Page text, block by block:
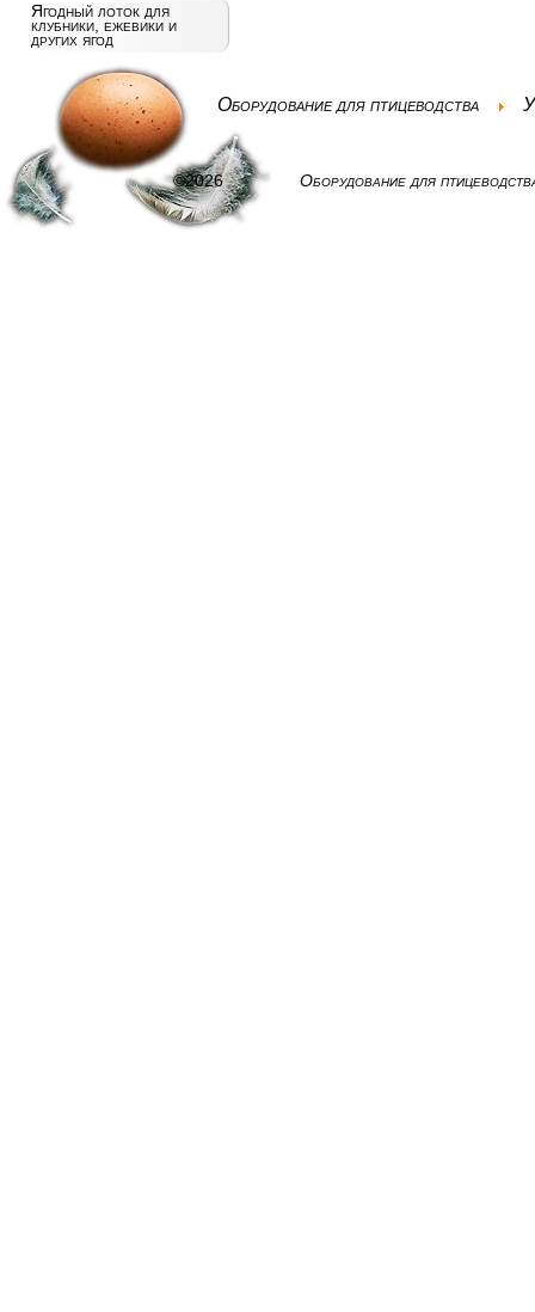
Ягодный лоток для
клубники, ежевики и
других ягод
Оборудование для птицеводства
©2026 Оборудование для